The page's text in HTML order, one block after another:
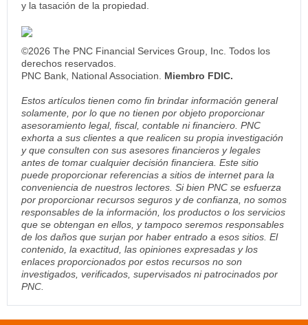
y la tasación de la propiedad.
©2026 The PNC Financial Services Group, Inc. Todos los
derechos reservados.
PNC Bank, National Association. Miembro FDIC.
Estos artículos tienen como fin brindar información general
solamente, por lo que no tienen por objeto proporcionar
asesoramiento legal, fiscal, contable ni financiero. PNC
exhorta a sus clientes a que realicen su propia investigación
y que consulten con sus asesores financieros y legales
antes de tomar cualquier decisión financiera. Este sitio
puede proporcionar referencias a sitios de internet para la
conveniencia de nuestros lectores. Si bien PNC se esfuerza
por proporcionar recursos seguros y de confianza, no somos
responsables de la información, los productos o los servicios
que se obtengan en ellos, y tampoco seremos responsables
de los daños que surjan por haber entrado a esos sitios. El
contenido, la exactitud, las opiniones expresadas y los
enlaces proporcionados por estos recursos no son
investigados, verificados, supervisados ni patrocinados por
PNC.